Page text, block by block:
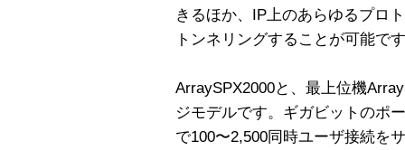
きるほか、IP上のあらゆるプロ
トンネリングすることが可能で
ArraySPX2000と、最上位機
ジモデルです。ギガビットのポ
で100〜2,500同時ユーザ接続を